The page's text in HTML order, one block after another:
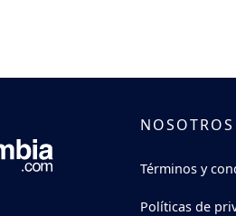
NOSOTROS
Términos y
Políticas de